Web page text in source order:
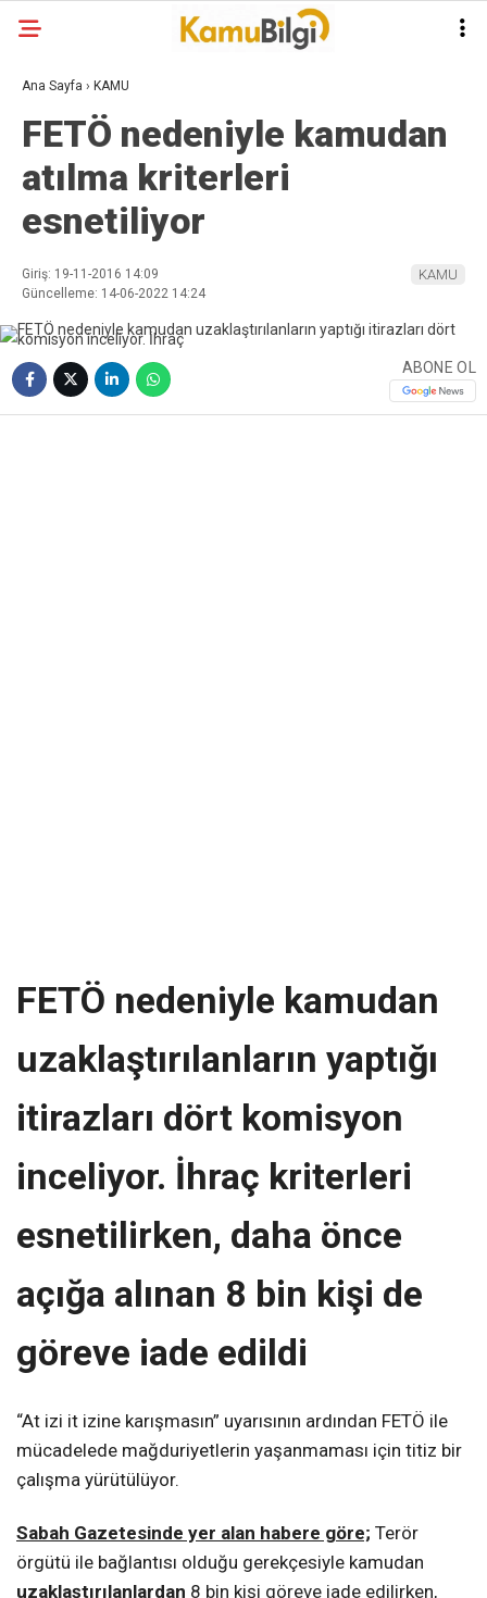
Ana Sayfa › KAMU
FETÖ nedeniyle kamudan
atılma kriterleri
esnetiliyor
Giriş: 19-11-2016 14:09
Güncelleme: 14-06-2022 14:24
KAMU
ABONE OL
FETÖ nedeniyle kamudan
uzaklaştırılanların yaptığı
itirazları dört komisyon
inceliyor. İhraç kriterleri
esnetilirken, daha önce
açığa alınan 8 bin kişi de
göreve iade edildi
“At izi it izine karışmasın” uyarısının ardından FETÖ ile
mücadelede mağduriyetlerin yaşanmaması için titiz bir
çalışma yürütülüyor.
Sabah Gazetesinde yer alan habere göre; Terör
örgütü ile bağlantısı olduğu gerekçesiyle kamudan
uzaklaştırılanlardan 8 bin kişi göreve iade edilirken,